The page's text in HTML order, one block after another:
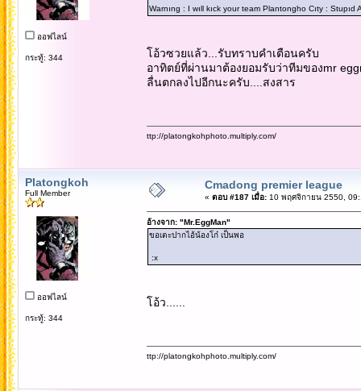
ออฟไลน์
กระทู้: 344
Warnıng : I wıll kıck your team Plantongho Cıty : Stupıd
โอ้วซวยแล้ว...รับทราบคำเตือนครับ
อาทิตย์ที่ผ่านมาต้องยอมรับว่าทีมของmr
ลื่นตกลงไปอีกนะครับ....สงสาร
ttp://platongkohphoto.multiply.com/
Platongkoh
Full Member
ออฟไลน์
กระทู้: 344
Cmadong premier league
« ตอบ #187 เมื่อ:10 พฤศจิกายน 2550,
อ้างจาก: "Mr.EggMan"
ขอเตะปากไอ้น้องโก๋ เป็นพอ
:x
โอ้ว......
ttp://platongkohphoto.multiply.com/